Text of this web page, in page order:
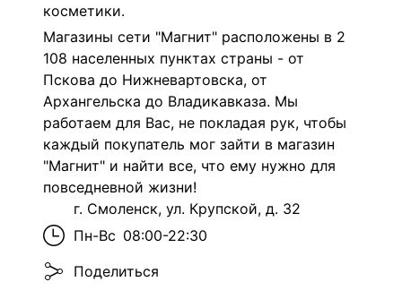
косметики.
Магазины сети "Магнит" расположены в 2
108 населенных пунктах страны - от
Пскова до Нижневартовска, от
Архангельска до Владикавказа. Мы
работаем для Вас, не покладая рук, чтобы
каждый покупатель мог зайти в магазин
"Магнит" и найти все, что ему нужно для
повседневной жизни!
г. Смоленск, ул. Крупской, д. 32
Пн-Вс 08:00-22:30
Поделиться